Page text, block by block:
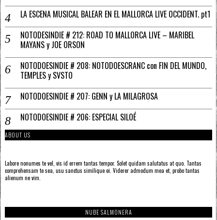
LA ESCENA MUSICAL BALEAR EN EL MALLORCA LIVE OCCIDENT. pt1
NOTODESINDIE # 212: ROAD TO MALLORCA LIVE – MARIBEL
MAYANS y JOE ORSON
NOTODOESINDIE # 208: NOTODOESCRANC con FIN DEL MUNDO,
TEMPLES y SVSTO
NOTODOESINDIE # 207: GENN y LA MILAGROSA
NOTODOESINDIE # 206: ESPECIAL SILOÉ
ABOUT US
Labore nonumes te vel, vis id errem tantas tempor. Solet quidam salutatus at quo. Tantas
comprehensam te sea, usu sanctus similique ei. Viderer admodum mea et, probo tantas
alienum ne vim.
NUBE SALMONERA